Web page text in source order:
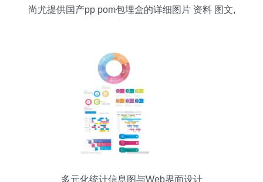
尚尤提供国产pp pom包埋盒的详细图片 资料 图文,
多元化统计信息图与Web界面设计